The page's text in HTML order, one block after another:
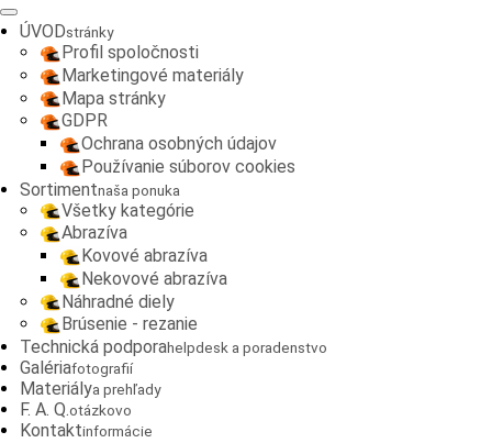
ÚVODstránky
Profil spoločnosti
Marketingové materiály
Mapa stránky
GDPR
Ochrana osobných údajov
Používanie súborov cookies
Sortimentnaša ponuka
Všetky kategórie
Abrazíva
Kovové abrazíva
Nekovové abrazíva
Náhradné diely
Brúsenie - rezanie
Technická podporahelpdesk a poradenstvo
Galériafotografií
Materiálya prehľady
F. A. Q.otázkovo
Kontaktinformácie